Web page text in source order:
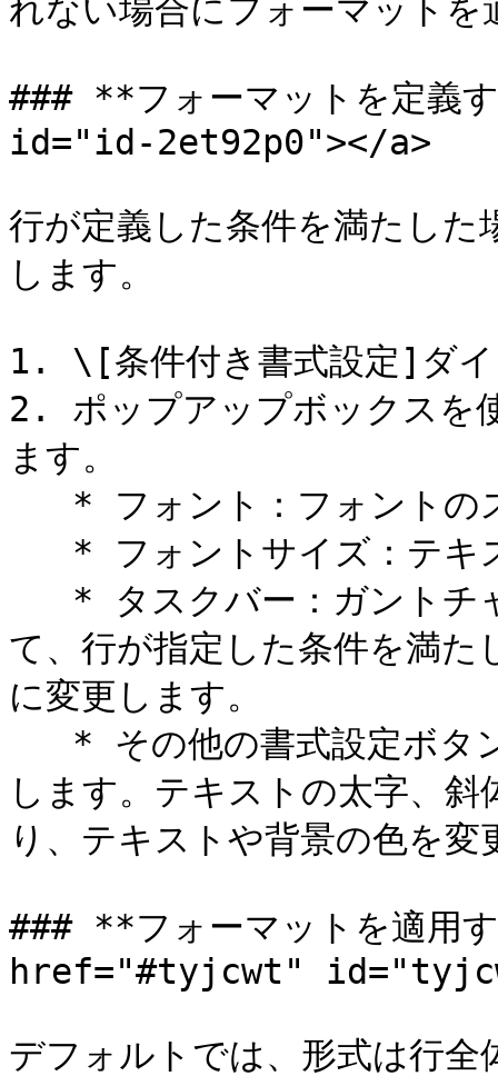
れない場合にフォーマット
### **フォーマットを定
id="id-2et92p0"></a>
行が定義した条件を満たした
します。
1. \[条件付き書式設定]ダイ
2. ポップアップボックスを
ます。
て、行が指定した条件を満
に変更します。
します。テキストの太字、
り、テキストや背景の色を
### **フォーマットを適用
href="#tyjcwt"
デフォルトでは、形式は行